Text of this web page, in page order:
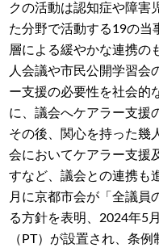
クの活動は認知症や障害
た分野で活動する19の当
層による緩やかな連携の
人会議や市民公開学習会
ー支援の必要性を社会的
に、議会へケアラー支援
その後、関心を持った幾
会においてケアラー支援
すなど、議会との連携も
月に京都市会が「全議員
る方針を表明、2024年5
（PT）が設置され、条